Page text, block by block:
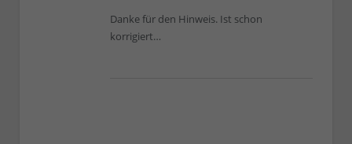
Danke für den Hinweis. Ist schon
korrigiert…